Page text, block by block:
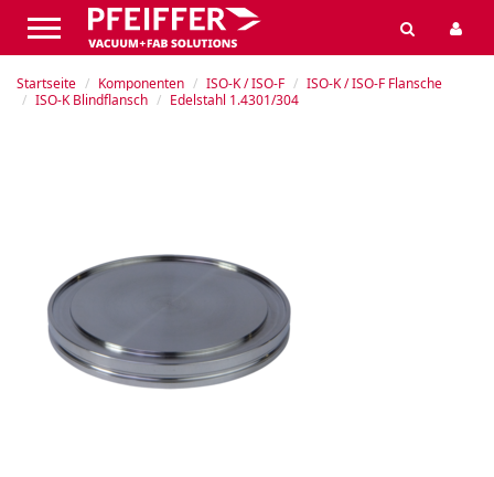
Startseite Komponenten ISO-K / ISO-F
ISO-K / ISO-F Flansche
ISO-K Blindflansch
Edelstahl 1.4301/304